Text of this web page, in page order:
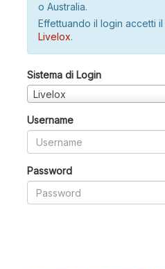
o Australia.
Effettuando il login accetti il
Livelox.
Sistema di Login
Livelox
Username
Password